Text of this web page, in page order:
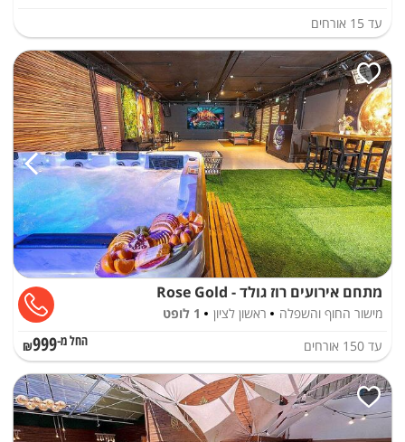
עד 15 אורחים
מתחם אירועים רוז גולד - Rose Gold
מישור החוף והשפלה ראשון לציון
1 לופט
עד 150 אורחים החל מ-₪999